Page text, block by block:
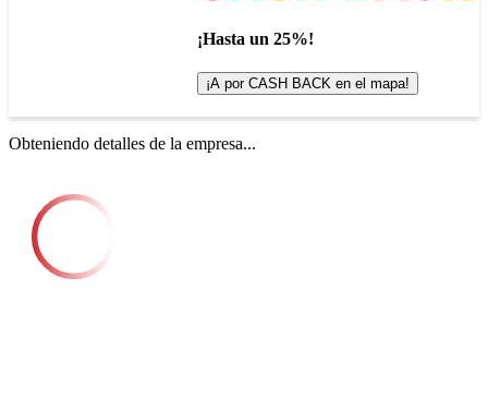
¡Hasta un 25%!
¡A por CASH BACK en el mapa!
Obteniendo detalles de la empresa...